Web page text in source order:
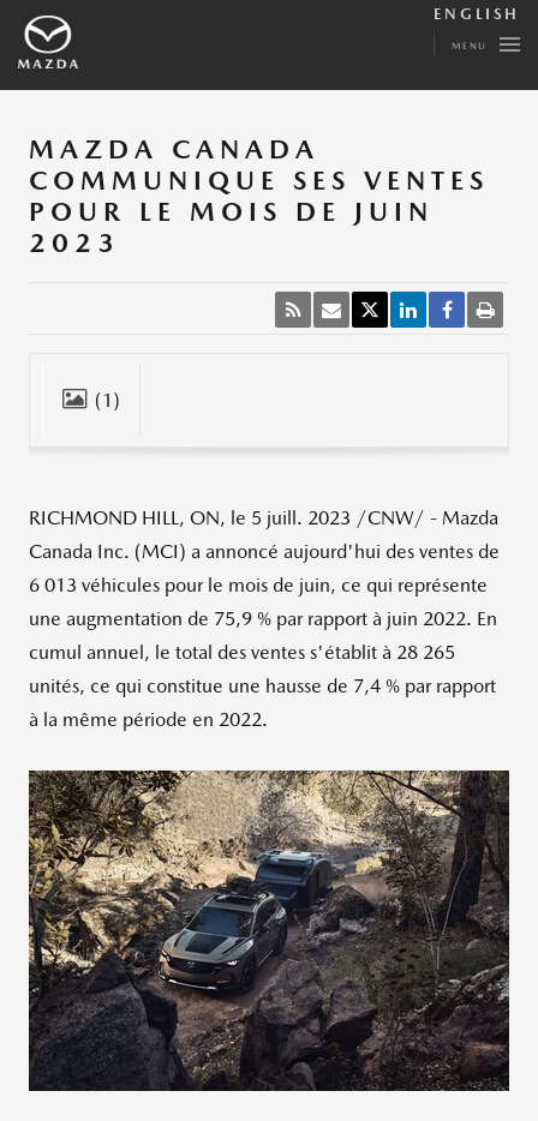
ENGLISH
MENU
MAZDA CANADA
COMMUNIQUE SES VENTES
POUR LE MOIS DE JUIN
2023
(1)
RICHMOND HILL, ON, le 5 juill. 2023 /CNW/ - Mazda
Canada Inc. (MCI) a annoncé aujourd'hui des ventes de
6 013 véhicules pour le mois de juin, ce qui représente
une augmentation de 75,9 % par rapport à juin 2022. En
cumul annuel, le total des ventes s'établit à 28 265
unités, ce qui constitue une hausse de 7,4 % par rapport
à la même période en 2022.